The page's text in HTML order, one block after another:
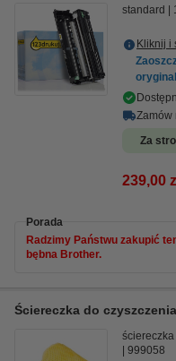
standard
Kliknij i
Zamów
Za
239,00
Porada
Radzimy Państwu zakupić
bębna Brother.
Ściereczka do
999058